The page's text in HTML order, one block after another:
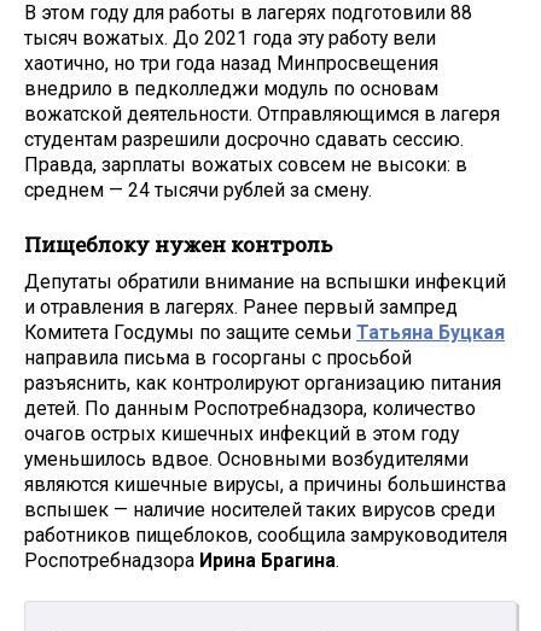
В этом году для работы в лагерях подготовили 88
тысяч вожатых. До 2021 года эту работу вели
хаотично, но три года назад Минпросвещения
внедрило в педколледжи модуль по основам
вожатской деятельности. Отправляющимся в лагеря
студентам разрешили досрочно сдавать сессию.
Правда, зарплаты вожатых совсем не высоки: в
среднем — 24 тысячи рублей за смену.
Пищеблоку нужен контроль
Депутаты обратили внимание на вспышки инфекций
и отравления в лагерях. Ранее первый зампред
Комитета Госдумы по защите семьи Татьяна Буцкая
направила письма в госорганы с просьбой
разъяснить, как контролируют организацию питания
детей. По данным Роспотребнадзора, количество
очагов острых кишечных инфекций в этом году
уменьшилось вдвое. Основными возбудителями
являются кишечные вирусы, а причины большинства
вспышек — наличие носителей таких вирусов среди
работников пищеблоков, сообщила замруководителя
Роспотребнадзора Ирина Брагина.